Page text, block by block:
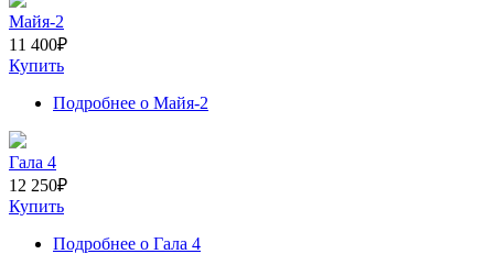
Майя-2
11 400₽
Купить
Подробнее о Майя-2
Гала 4
12 250₽
Купить
Подробнее о Гала 4